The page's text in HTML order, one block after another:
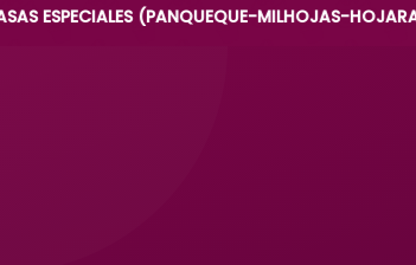
(PANQUEQUE-MILHOJAS-HOJARASCA-